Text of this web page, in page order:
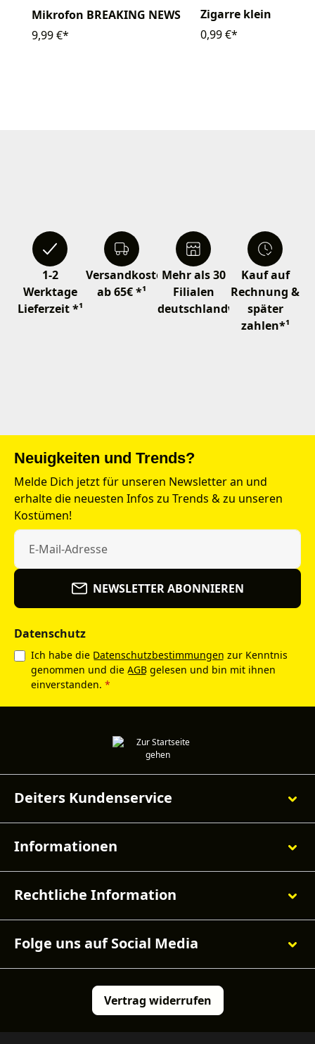
Mikrofon BREAKING NEWS
9,99 €*
Zigarre klein
0,99 €*
1-2
Werktage
Lieferzeit *¹
Versandkostenfrei
ab 65€ *¹
Mehr als 30
Filialen
deutschlandweit
Kauf auf
Rechnung &
später
zahlen*¹
Neuigkeiten und Trends?
Melde Dich jetzt für unseren Newsletter an und
erhalte die neuesten Infos zu Trends & zu unseren
Kostümen!
NEWSLETTER ABONNIEREN
Datenschutz
Ich habe die Datenschutzbestimmungen zur Kenntnis
genommen und die AGB gelesen und bin mit ihnen
einverstanden. *
Deiters Kundenservice
Informationen
Rechtliche Information
Folge uns auf Social Media
Vertrag widerrufen